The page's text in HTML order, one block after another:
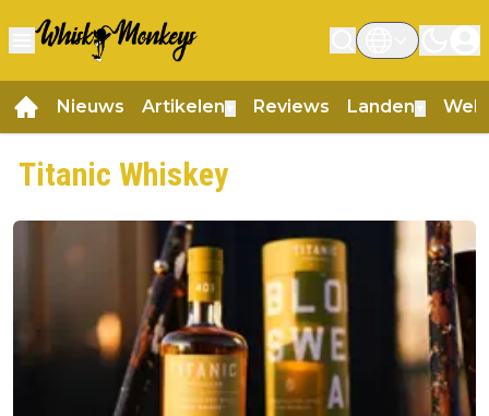
Nieuws Artikelen Reviews Landen
Titanic Whiskey